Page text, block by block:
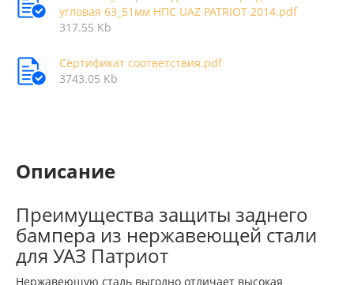
угловая 63_51мм НПС UAZ PATRIOT 2014.pdf
317.55 Kb
Сертификат соответствия.pdf
3743.05 Kb
Описание
Преимущества защиты заднего
бампера из нержавеющей стали
для УАЗ Патриот
Нержавеющую сталь выгодно отличает высокая